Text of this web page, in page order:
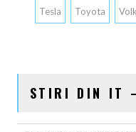
Tesla Toyota
STIRI DIN IT –